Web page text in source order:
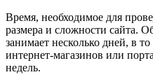
Время, необходимое для
размера и сложности сайта.
занимает несколько дней, в
интернет-магазинов или
недель.